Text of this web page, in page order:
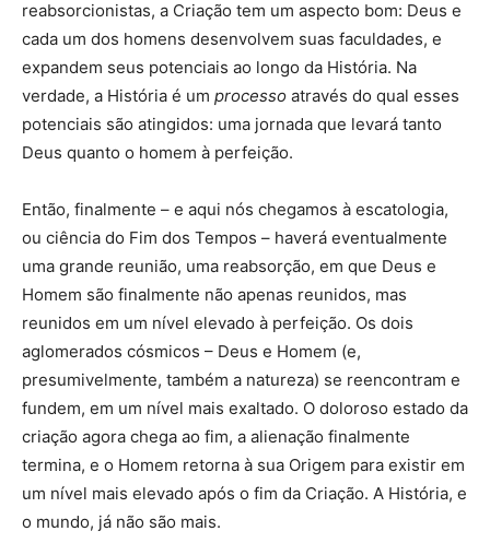
reabsorcionistas, a Criação tem um aspecto bom: Deus e
cada um dos homens desenvolvem suas faculdades, e
expandem seus potenciais ao longo da História. Na
verdade, a História é um processo através do qual esses
potenciais são atingidos: uma jornada que levará tanto
Deus quanto o homem à perfeição.
Então, finalmente – e aqui nós chegamos à escatologia,
ou ciência do Fim dos Tempos – haverá eventualmente
uma grande reunião, uma reabsorção, em que Deus e
Homem são finalmente não apenas reunidos, mas
reunidos em um nível elevado à perfeição. Os dois
aglomerados cósmicos – Deus e Homem (e,
presumivelmente, também a natureza) se reencontram e
fundem, em um nível mais exaltado. O doloroso estado da
criação agora chega ao fim, a alienação finalmente
termina, e o Homem retorna à sua Origem para existir em
um nível mais elevado após o fim da Criação. A História, e
o mundo, já não são mais.